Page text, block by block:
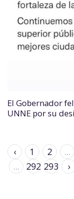
El Gobernador
UNNE por su
‹ 1 2 ...
...
292 293 ›